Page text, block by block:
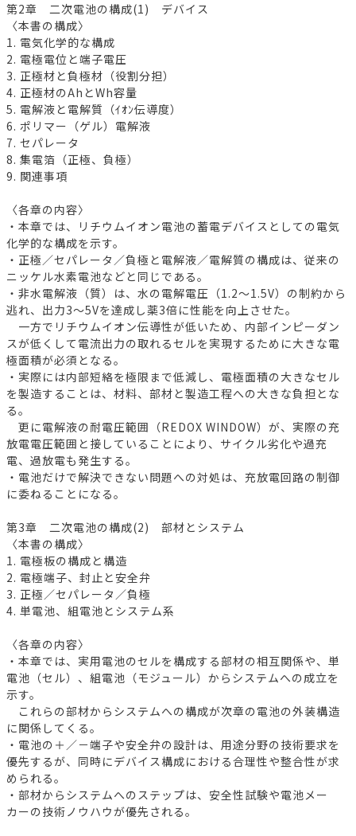
第2章 二次電池の構成(1) デバイス
〈本書の構成〉
1. 電気化学的な構成
2. 電極電位と端子電圧
3. 正極材と負極材（役割分担）
4. 正極材のAhとWh容量
5. 電解液と電解質（ｲｵﾝ伝導度）
6. ポリマー（ゲル）電解液
7. セパレータ
8. 集電箔（正極、負極）
9. 関連事項
〈各章の内容〉
・本章では、リチウムイオン電池の蓄電デバイスとしての電気
化学的な構成を示す。
・正極／セパレータ／負極と電解液／電解質の構成は、従来の
ニッケル水素電池などと同じである。
・非水電解液（質）は、水の電解電圧（1.2～1.5V）の制約から
逃れ、出力3～5Vを達成し薬3倍に性能を向上させた。
一方でリチウムイオン伝導性が低いため、内部インピーダン
スが低くして電流出力の取れるセルを実現するために大きな電
極面積が必須となる。
・実際には内部短絡を極限まで低減し、電極面積の大きなセル
を製造することは、材料、部材と製造工程への大きな負担とな
る。
更に電解液の耐電圧範囲（REDOX WINDOW）が、実際の充
放電電圧範囲と接していることにより、サイクル劣化や過充
電、過放電も発生する。
・電池だけで解決できない問題への対処は、充放電回路の制御
に委ねることになる。
第3章 二次電池の構成(2) 部材とシステム
〈本書の構成〉
1. 電極板の構成と構造
2. 電極端子、封止と安全弁
3. 正極／セパレータ／負極
4. 単電池、組電池とシステム系
〈各章の内容〉
・本章では、実用電池のセルを構成する部材の相互関係や、単
電池（セル）、組電池（モジュール）からシステムへの成立を
示す。
これらの部材からシステムへの構成が次章の電池の外装構造
に関係してくる。
・電池の＋／－端子や安全弁の設計は、用途分野の技術要求を
優先するが、同時にデバイス構成における合理性や整合性が求
められる。
・部材からシステムへのステップは、安全性試験や電池メー
カーの技術ノウハウが優先される。